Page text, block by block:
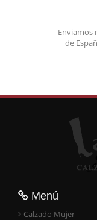
Enviamos
de
Menú
Calzado Mujer